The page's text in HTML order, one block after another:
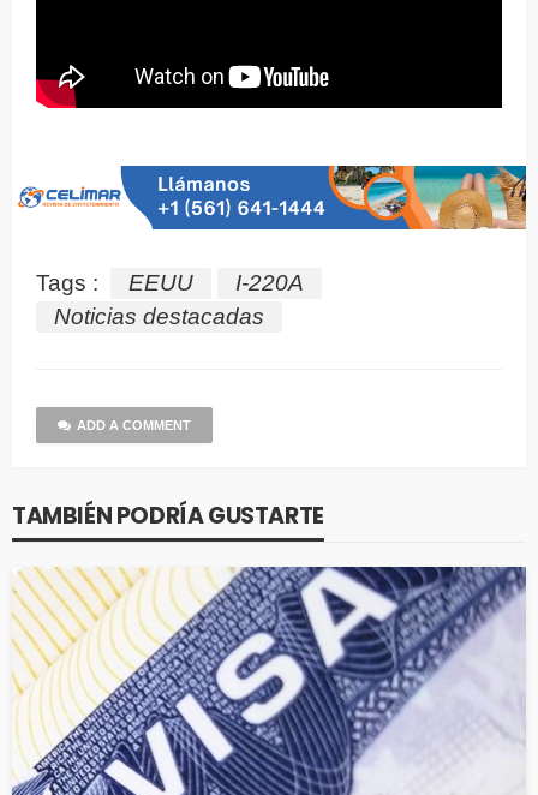
Tags : EEUU
I-220A
Noticias destacadas
ADD A COMMENT
TAMBIÉN PODRÍA GUSTARTE